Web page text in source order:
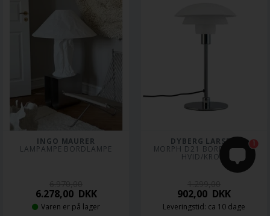
INGO MAURER
LAMPAMPE BORDLAMPE
6.278,00DKK
Varen er på lager
DYBERG LARSEN
MORPH D21 BORDLAMPE,
HVID/KROM
902,00 DKK
Leveringstid: ca 10 dage
1